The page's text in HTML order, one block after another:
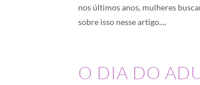
nos últimos anos, mulheres
sobre isso nesse artigo....
O DIA DO